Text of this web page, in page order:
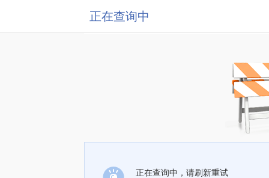
正在查询中
正在查询中，请刷新重试